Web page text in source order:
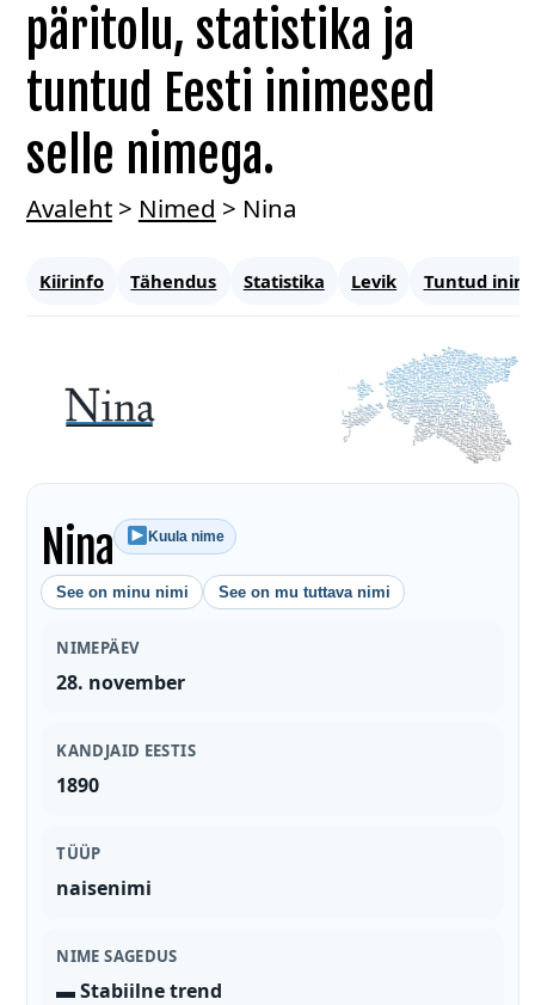
päritolu, statistika ja
tuntud Eesti inimesed
selle nimega.
Avaleht> Nimed > Nina
Kiirinfo Tähendus Statistika Levik Tuntud
Nina Kuula nime
See on minu nimi See on mu tuttava nimi
NIMEPÄEV
28. november
KANDJAID EESTIS
1890
TÜÜP
naisenimi
NIME SAGEDUS
▬ Stabiilne trend